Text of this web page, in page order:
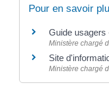
Pour en savoir
Guide
Ministère chargé
Site
Ministère chargé